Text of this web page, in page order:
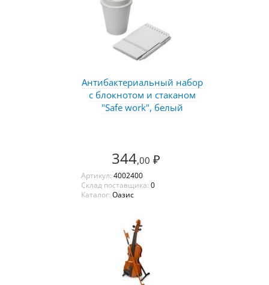
Антибактериальный набор
с блокнотом и стаканом
"Safe work", белый
344,00 ₽
Артикул: 4002400
Склад поставщика: 0
Каталог: Оазис